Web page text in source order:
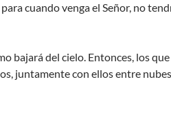
cuando venga el Señor, no
bajará del cielo. Entonces, los
juntamente con ellos entre